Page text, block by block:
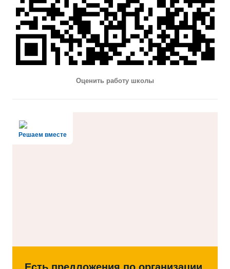
Оценить работу школы
Решаем вместе